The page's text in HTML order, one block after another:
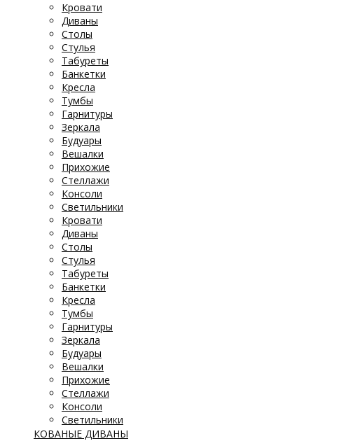
Кровати
Диваны
Столы
Стулья
Табуреты
Банкетки
Кресла
Тумбы
Гарнитуры
Зеркала
Будуары
Вешалки
Прихожие
Стеллажи
Консоли
Светильники
Кровати
Диваны
Столы
Стулья
Табуреты
Банкетки
Кресла
Тумбы
Гарнитуры
Зеркала
Будуары
Вешалки
Прихожие
Стеллажи
Консоли
Светильники
КОВАНЫЕ ДИВАНЫ